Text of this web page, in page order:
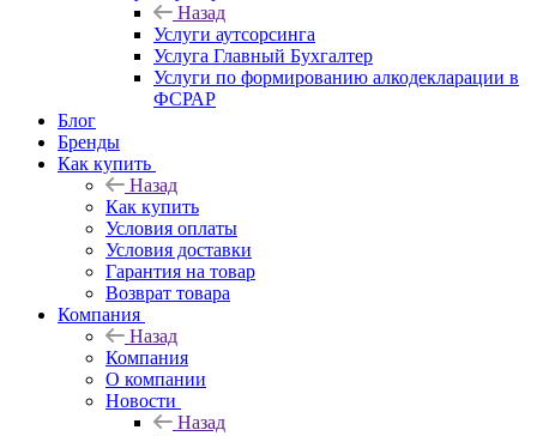
Назад
Услуги аутсорсинга
Услуга Главный Бухгалтер
Услуги по формированию алкодекларации в
ФСРАР
Блог
Бренды
Как купить
Назад
Как купить
Условия оплаты
Условия доставки
Гарантия на товар
Возврат товара
Компания
Назад
Компания
О компании
Новости
Назад